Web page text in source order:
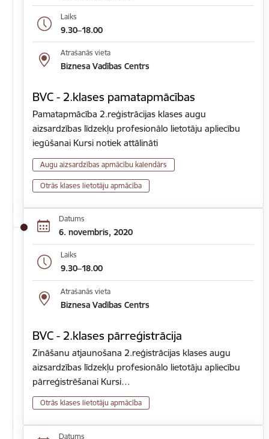
Laiks
9.30–18.00
Atrašanās vieta
Biznesa Vadības Centrs
BVC - 2.klases pamatapmācības
Pamatapmācība 2.reģistrācijas klases augu
aizsardzības līdzekļu profesionālo lietotāju apliecību
iegūšanai Kursi notiek attālināti
Augu aizsardzības apmācību kalendārs
Otrās klases lietotāju apmācība
Datums
6. novembris, 2020
Laiks
9.30–18.00
Atrašanās vieta
Biznesa Vadības Centrs
BVC - 2.klases pārreģistrācija
Zināšanu atjaunošana 2.reģistrācijas klases augu
aizsardzības līdzekļu profesionālo lietotāju apliecību
pārreģistrēšanai Kursi…
Otrās klases lietotāju apmācība
Datums